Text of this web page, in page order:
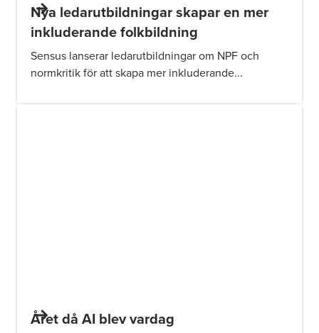
Nya ledarutbildningar skapar en mer
inkluderande folkbildning
Sensus lanserar ledarutbildningar om NPF och
normkritik för att skapa mer inkluderande...
Året då AI blev vardag